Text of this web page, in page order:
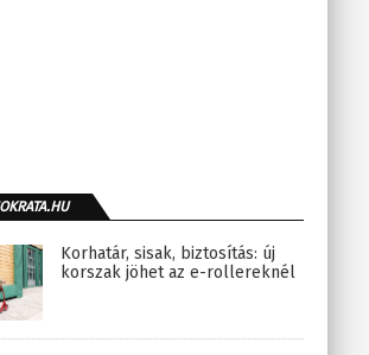
Korhatár, sisak, biztosítás: új
korszak jöhet az e-rollereknél